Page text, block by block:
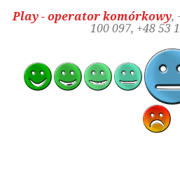
Play - operator komórkowy,
100 097, +48 53